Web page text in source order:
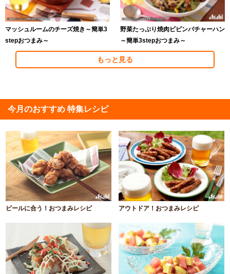
マッシュルームのチーズ焼き～簡単3
stepおつまみ～
野菜たっぷり焼肉ビビンバチャーハン
～簡単3stepおつまみ～
もっと見る
今月のおすすめ 特集レシピ
ビールに合う！おつまみレシピ アウトドア！おつまみレシピ